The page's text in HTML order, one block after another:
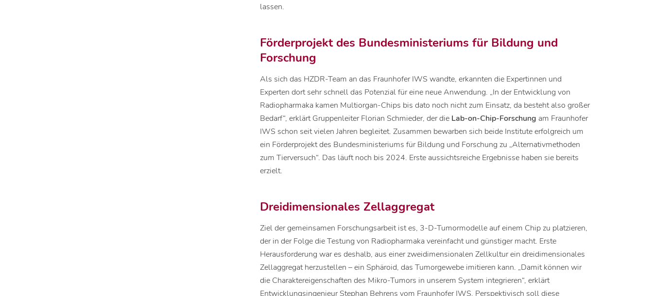
lassen.
Förderprojekt des Bundesministeriums für Bildung und
Forschung
Als sich das HZDR-Team an das Fraunhofer IWS wandte, erkannten die Expertinnen und
Experten dort sehr schnell das Potenzial für eine neue Anwendung. „In der Entwicklung von
Radiopharmaka kamen Multiorgan-Chips bis dato noch nicht zum Einsatz, da besteht also großer
Bedarf“, erklärt Gruppenleiter Florian Schmieder, der die Lab-on-Chip-Forschung am Fraunhofer
IWS schon seit vielen Jahren begleitet. Zusammen bewarben sich beide Institute erfolgreich um
ein Förderprojekt des Bundesministeriums für Bildung und Forschung zu „Alternativmethoden
zum Tierversuch“. Das läuft noch bis 2024. Erste aussichtsreiche Ergebnisse haben sie bereits
erzielt.
Dreidimensionales Zellaggregat
Ziel der gemeinsamen Forschungsarbeit ist es, 3-D-Tumormodelle auf einem Chip zu platzieren,
der in der Folge die Testung von Radiopharmaka vereinfacht und günstiger macht. Erste
Herausforderung war es deshalb, aus einer zweidimensionalen Zellkultur ein dreidimensionales
Zellaggregat herzustellen – ein Sphäroid, das Tumorgewebe imitieren kann. „Damit können wir
die Charaktereigenschaften des Mikro-Tumors in unserem System integrieren“, erklärt
Entwicklungsingenieur Stephan Behrens vom Fraunhofer IWS. Perspektivisch soll diese